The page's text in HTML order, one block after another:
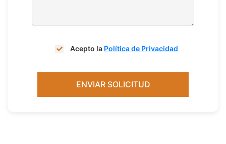
Acepto la Política de Privacidad